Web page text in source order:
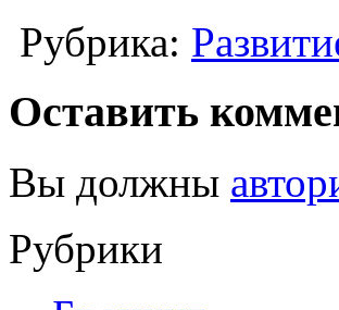
Рубрика:
Оставить
Вы должны
Рубрики